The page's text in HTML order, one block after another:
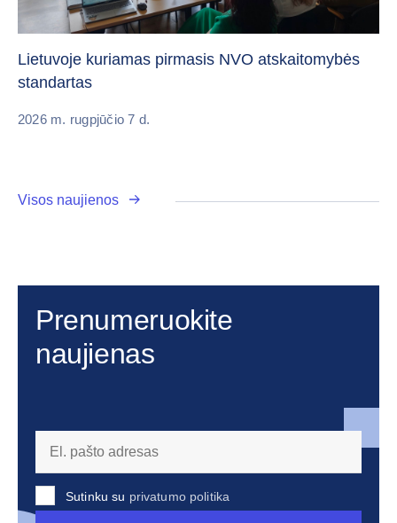
Lietuvoje kuriamas pirmasis NVO atskaitomybės
standartas
2026 m. rugpjūčio 7 d.
Visos naujienos
Prenumeruokite
naujienas
Sutinku su privatumo politika